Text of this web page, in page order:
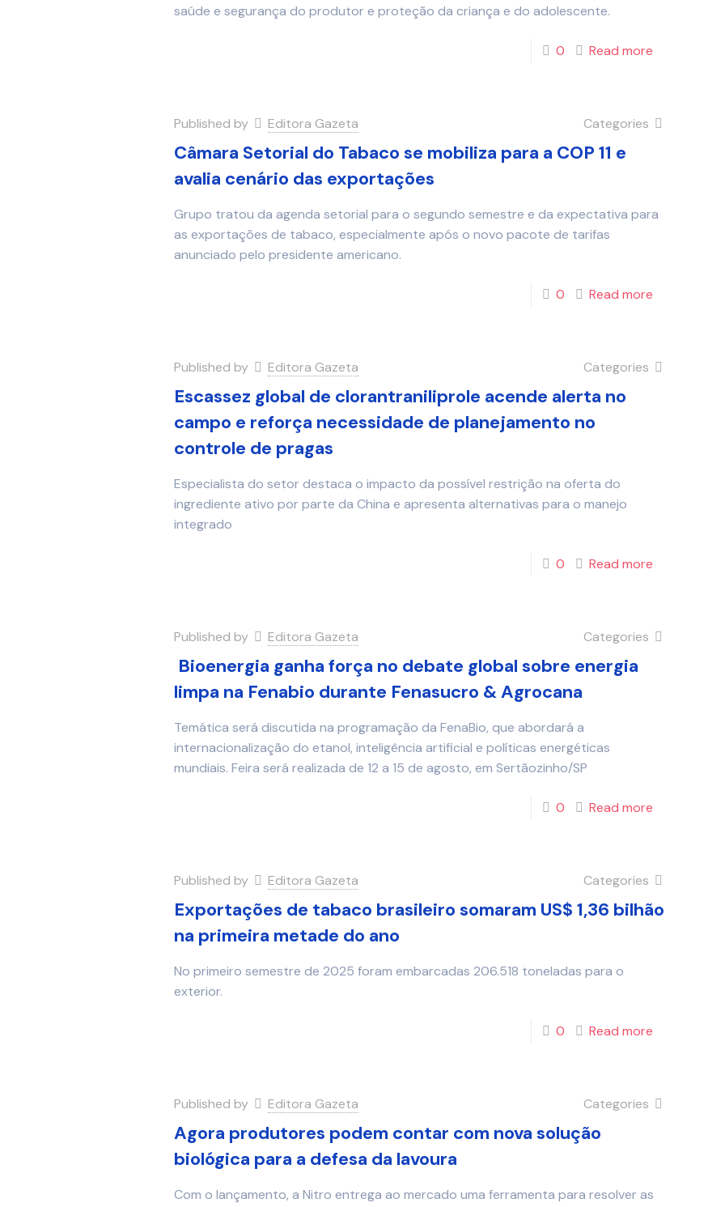
saúde e segurança do produtor e proteção da criança e do adolescente.
0 Read more
Published by Editora Gazeta Categories
Câmara Setorial do Tabaco se mobiliza para a COP 11 e
avalia cenário das exportações
Grupo tratou da agenda setorial para o segundo semestre e da expectativa para
as exportações de tabaco, especialmente após o novo pacote de tarifas
anunciado pelo presidente americano.
0 Read more
Published by Editora Gazeta Categories
Escassez global de clorantraniliprole acende alerta no
campo e reforça necessidade de planejamento no
controle de pragas
Especialista do setor destaca o impacto da possível restrição na oferta do
ingrediente ativo por parte da China e apresenta alternativas para o manejo
integrado
0 Read more
Published by Editora Gazeta Categories
Bioenergia ganha força no debate global sobre energia
limpa na Fenabio durante Fenasucro & Agrocana
Temática será discutida na programação da FenaBio, que abordará a
internacionalização do etanol, inteligência artificial e políticas energéticas
mundiais. Feira será realizada de 12 a 15 de agosto, em Sertãozinho/SP
0 Read more
Published by Editora Gazeta Categories
Exportações de tabaco brasileiro somaram US$ 1,36 bilhão
na primeira metade do ano
No primeiro semestre de 2025 foram embarcadas 206.518 toneladas para o
exterior.
0 Read more
Published by Editora Gazeta Categories
Agora produtores podem contar com nova solução
biológica para a defesa da lavoura
Com o lançamento, a Nitro entrega ao mercado uma ferramenta para resolver as